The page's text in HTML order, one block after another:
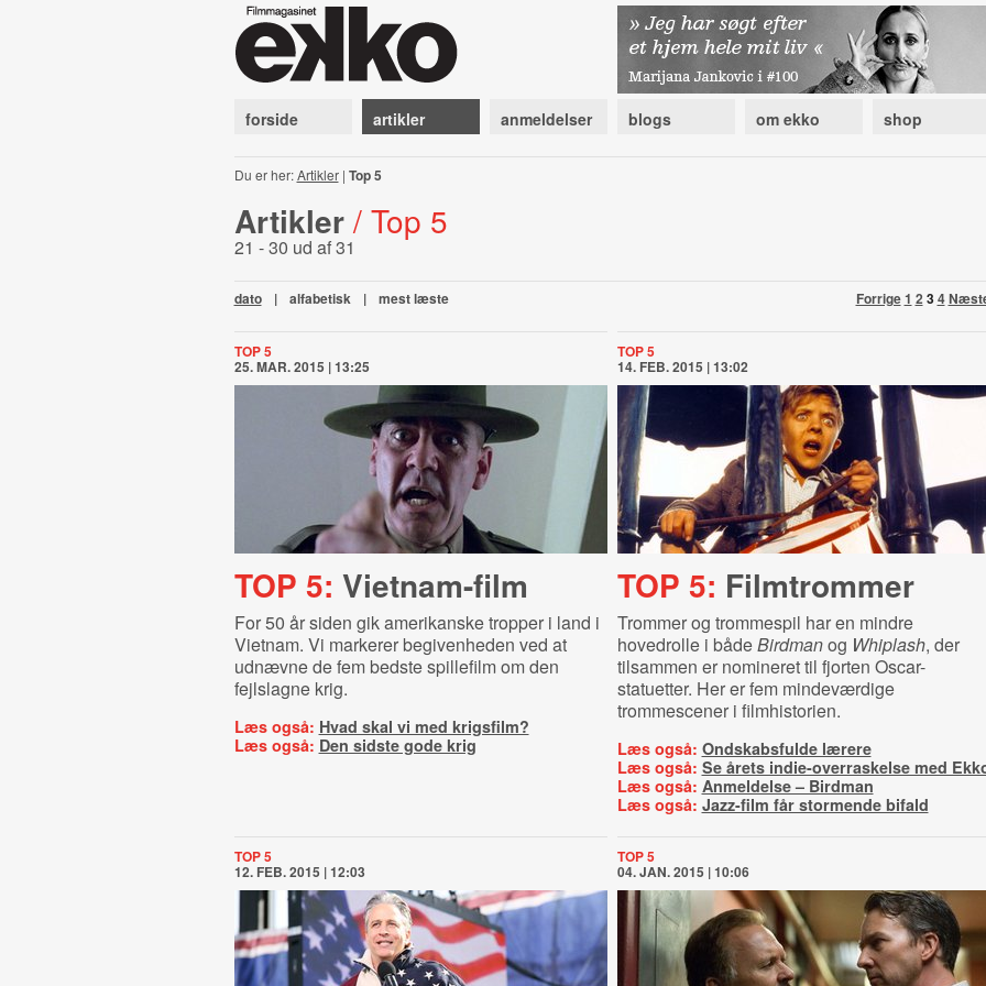
forside artikler anmeldelser blogs om ekko shop
Du er her:Artikler| Top 5
Artikler / Top 5
21 - 30 ud af 31
Forrige1 2 34
dato | alfabetisk | mest læste
TOP 5
25. MAR. 2015 | 13:25
TOP 5: Vietnam-film
For 50 år siden gik amerikanske tropper i land i
Vietnam. Vi markerer begivenheden ved at
udnævne de fem bedste spillefilm om den
fejlslagne krig.
Læs også: Hvad skal vi med krigsfilm?
Læs også: Den sidste gode krig
TOP 5
14. FEB. 2015 | 13:02
TOP 5: Filmtrommer
Trommer og trommespil har en mindre
hovedrolle i bådeBirdmanog Whiplash, der
tilsammen er nomineret til fjorten Oscar-
statuetter. Her er fem mindeværdige
trommescener i filmhistorien.
Læs også: Ondskabsfulde lærere
Læs også: Se årets indie-overraskelse med
Læs også: Anmeldelse – Birdman
Læs også: Jazz-film får stormende bifald
TOP 5
12. FEB. 2015 | 12:03
TOP 5
04. JAN. 2015 | 10:06